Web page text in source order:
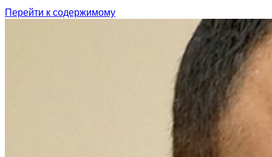
Перейти к содержимому